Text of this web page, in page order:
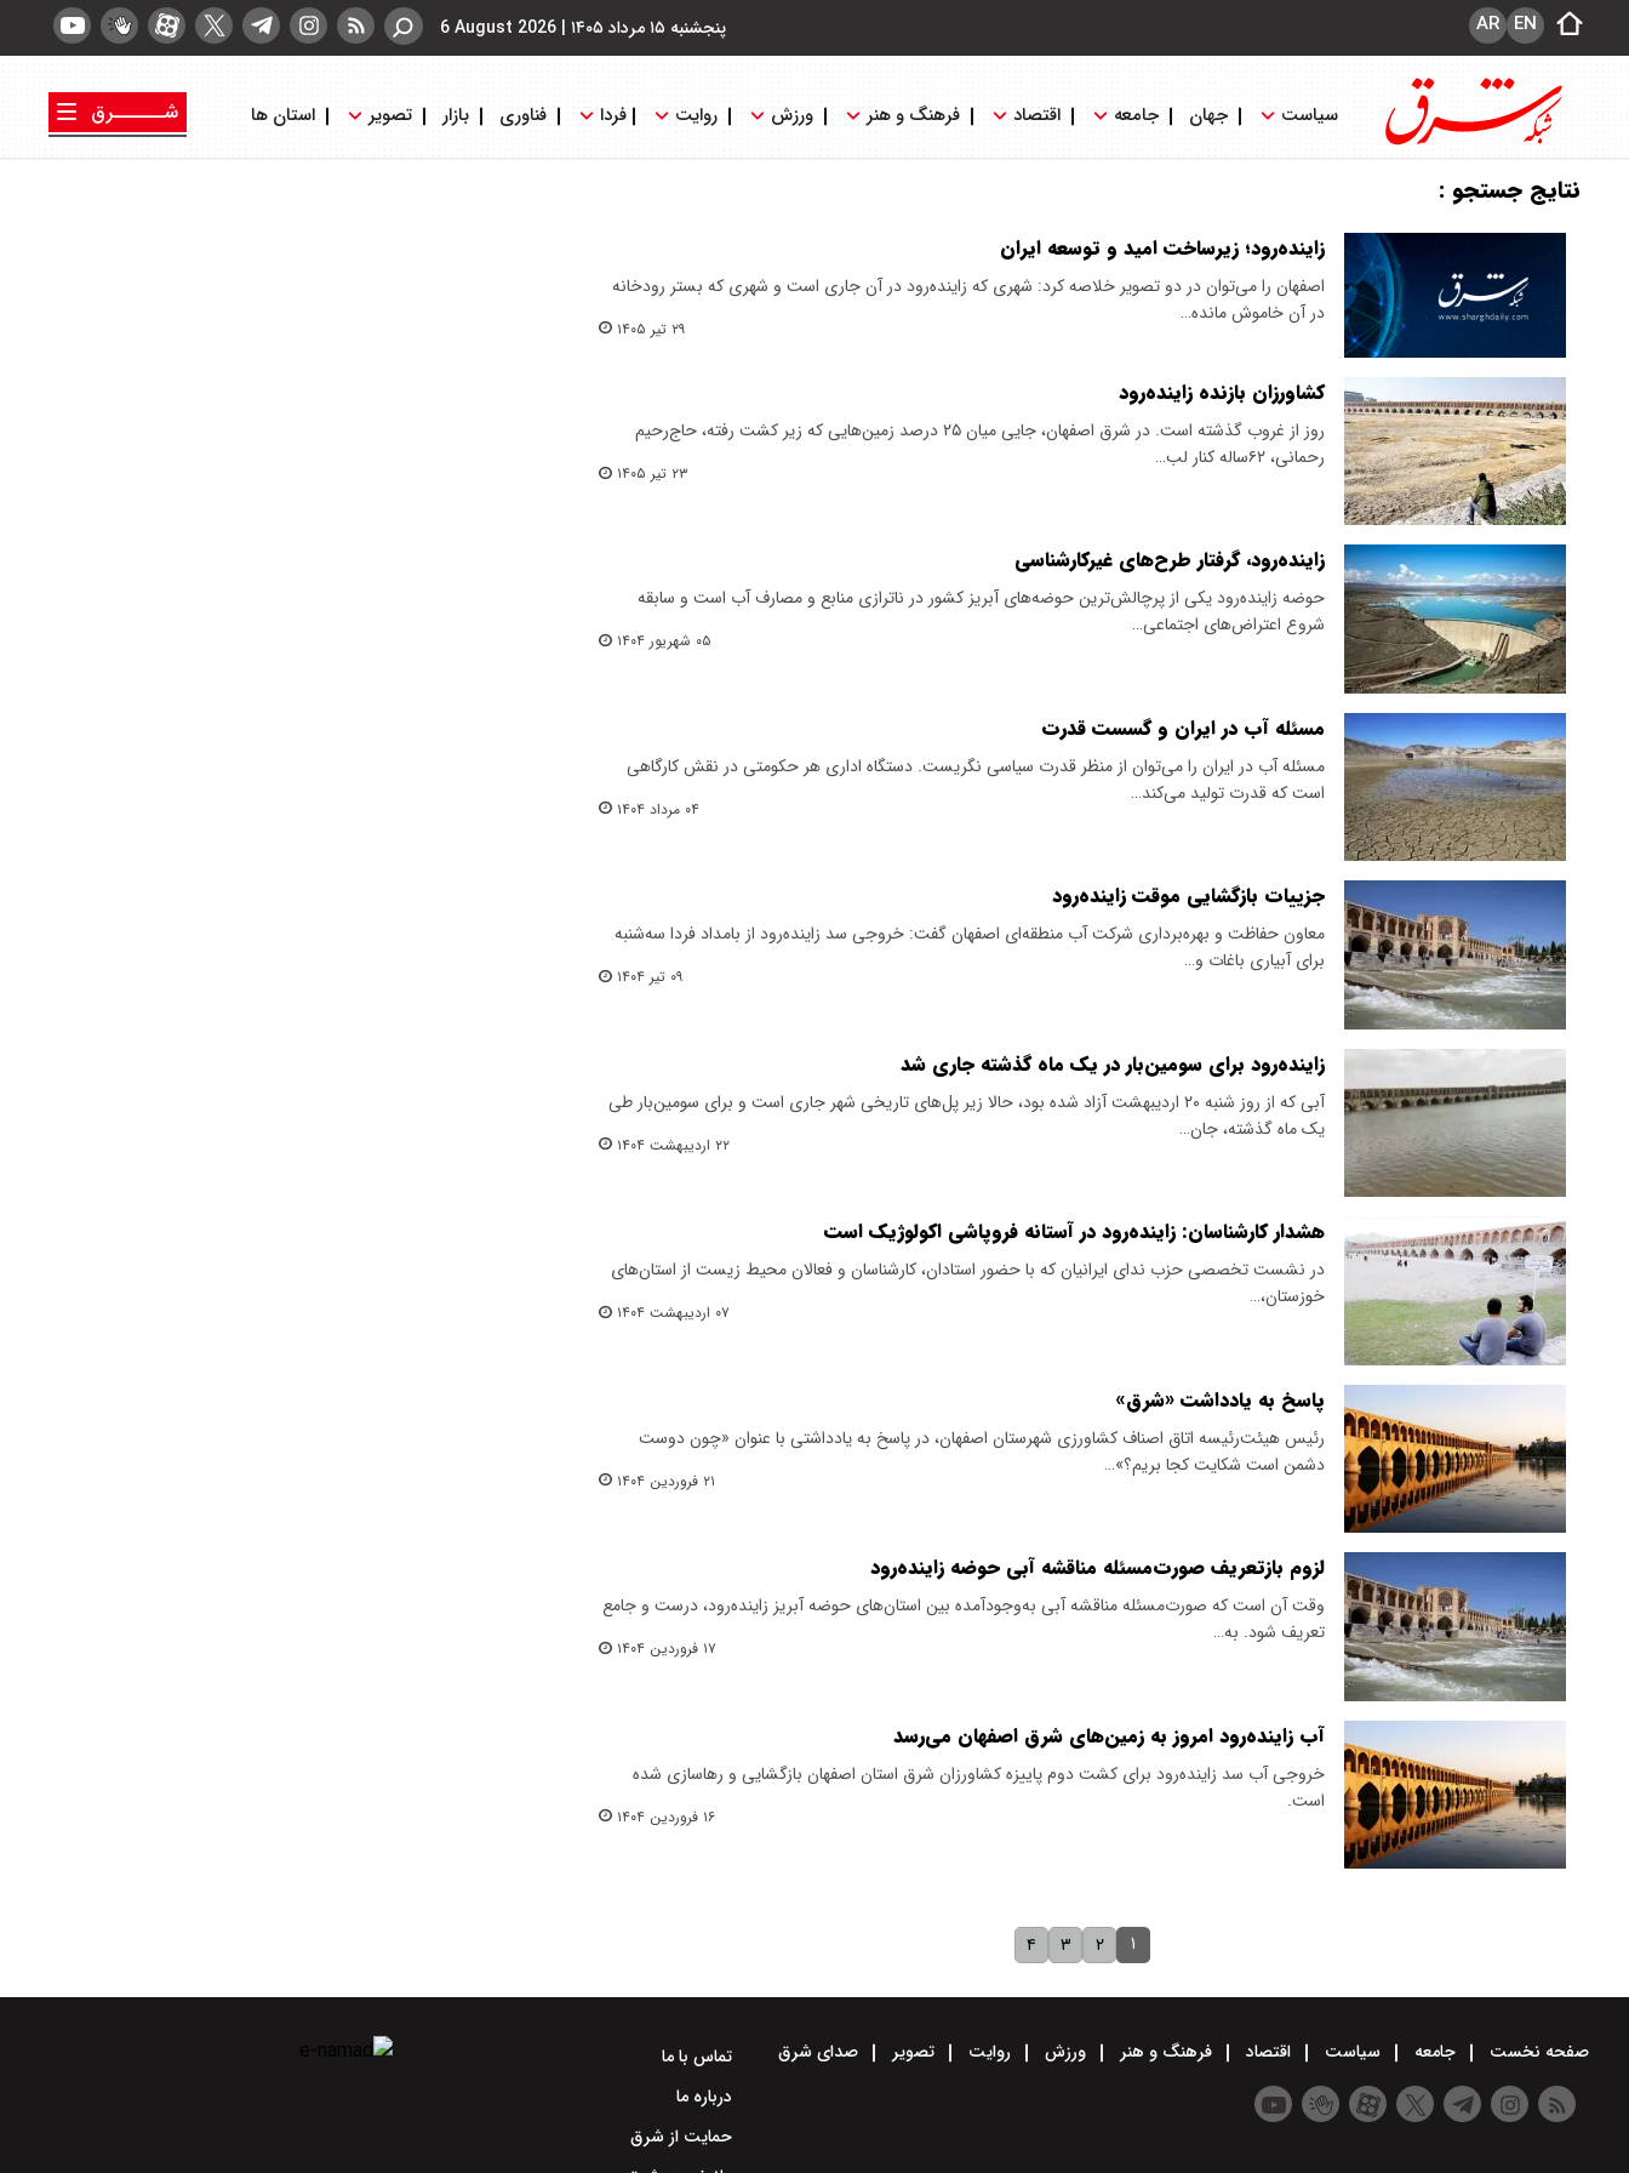
پنجشنبه ۱۵ مرداد ۱۴۰۵ |
6 August 2026 EN
AR
سیاست جهان جامعه اقتصاد فرهنگ و هنر ورزش روایت فردا فناوری بازار تصویر استان ها
شــــــرق
نتایج جستجو :
زاینده‌رود؛ زیرساخت امید و توسعه ایران
اصفهان را می‌توان در دو تصویر خلاصه کرد: شهری که زاینده‌رود در آن جاری است و شهری که بستر رودخانه
در آن خاموش مانده…
۲۹ تیر ۱۴۰۵
کشاورزان بازنده زاینده‌رود
روز از غروب گذشته است. در شرق اصفهان، جایی میان ۲۵ درصد زمین‌هایی که زیر کشت رفته، حاج‌رحیم
رحمانی، ۶۲ساله کنار لب…
۲۳ تیر ۱۴۰۵
زاینده‌رود، گرفتار طرح‌های غیرکارشناسی
حوضه زاینده‌رود یکی از پرچالش‌ترین حوضه‌های آبریز کشور در ناترازی منابع و مصارف آب است و سابقه
شروع اعتراض‌های اجتماعی…
۰۵ شهریور ۱۴۰۴
مسئله آب در ایران و گسست قدرت
مسئله آب در ایران را می‌توان از منظر قدرت سیاسی نگریست. دستگاه اداری هر حکومتی در نقش کارگاهی
است که قدرت تولید می‌کند…
۰۴ مرداد ۱۴۰۴
جزییات بازگشایی موقت زاینده‌رود
معاون حفاظت و بهره‌برداری شرکت آب منطقه‌ای اصفهان گفت: خروجی سد زاینده‌رود از بامداد فردا سه‌شنبه
برای آبیاری باغات و…
۰۹ تیر ۱۴۰۴
زاینده‌رود برای سومین‌بار در یک ماه گذشته جاری شد
آبی که از روز شنبه ۲۰ اردیبهشت آزاد شده بود، حالا زیر پل‌های تاریخی شهر جاری است و برای سومین‌بار طی
یک ماه گذشته، جان…
۲۲ اردیبهشت ۱۴۰۴
هشدار کارشناسان: زاینده‌رود در آستانه فروپاشی اکولوژیک است
در نشست تخصصی حزب ندای ایرانیان که با حضور استادان، کارشناسان و فعالان محیط زیست از استان‌های
خوزستان،…
۰۷ اردیبهشت ۱۴۰۴
پاسخ به یادداشت «شرق»
رئیس هیئت‌رئیسه اتاق اصناف کشاورزی شهرستان اصفهان، در پاسخ به یادداشتی با عنوان «چون دوست
دشمن است شکایت کجا بریم؟»…
۲۱ فروردین ۱۴۰۴
لزوم بازتعریف صورت‌مسئله مناقشه آبی حوضه زاینده‌رود
وقت آن است که صورت‌مسئله مناقشه آبی به‌وجود‌آمده بین استان‌های حوضه آبریز زاینده‌رود، درست و جامع
تعریف شود. به…
۱۷ فروردین ۱۴۰۴
آب زاینده‌رود امروز به زمین‌های شرق اصفهان می‌رسد
خروجی آب سد زاینده‌رود برای کشت دوم پاییزه کشاورزان شرق استان اصفهان بازگشایی و رهاسازی شده
است.
۱۶ فروردین ۱۴۰۴
۱ ۲ ۳ ۴
صفحه نخست جامعه سیاست اقتصاد فرهنگ و هنر ورزش روایت تصویر صدای شرق
تماس با ما
درباره ما
حمایت از شرق